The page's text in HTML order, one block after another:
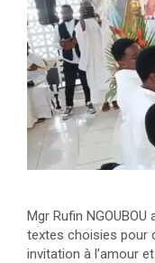
Mgr Rufin
textes choisies pour
invitation à l’amour